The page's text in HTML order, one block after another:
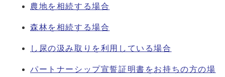
農地を相続する場合
森林を相続する場合
し尿の汲み取りを利用している場合
パートナーシップ宣誓証明書をお持ちの方の場